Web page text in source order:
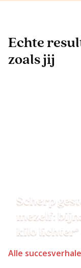
Echte
zoals jij
Scherp
mezelf:
kilo lichter*
Alle